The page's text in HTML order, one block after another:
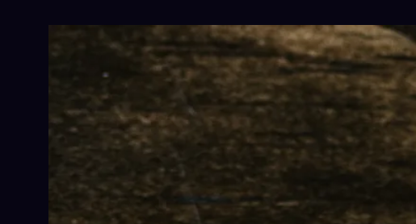
今晚吃什麽
一鍵配搭出三餸一湯的完美晚餐組合,以後免除晚
立即下載